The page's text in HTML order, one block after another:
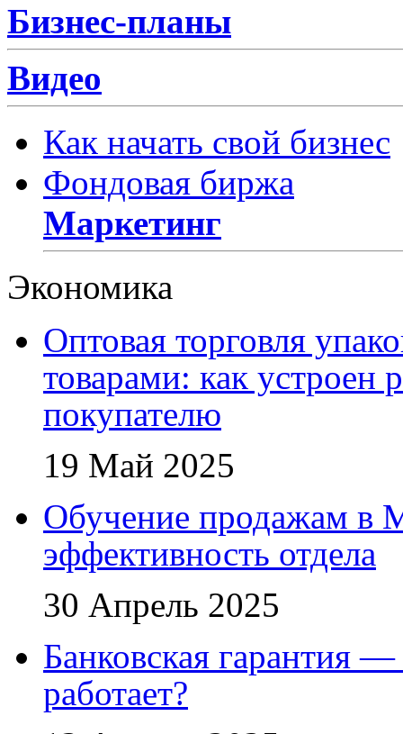
Бизнес-планы
Видео
Как начать свой бизнес
Фондовая биржа
Маркетинг
Экономика
Оптовая торговля
товарами: как устроен
покупателю
19 Май 2025
Обучение продажам в
эффективность отдела
30 Апрель 2025
Банковская гарантия
работает?